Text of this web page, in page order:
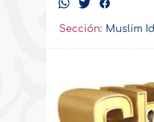
Sección: Muslim